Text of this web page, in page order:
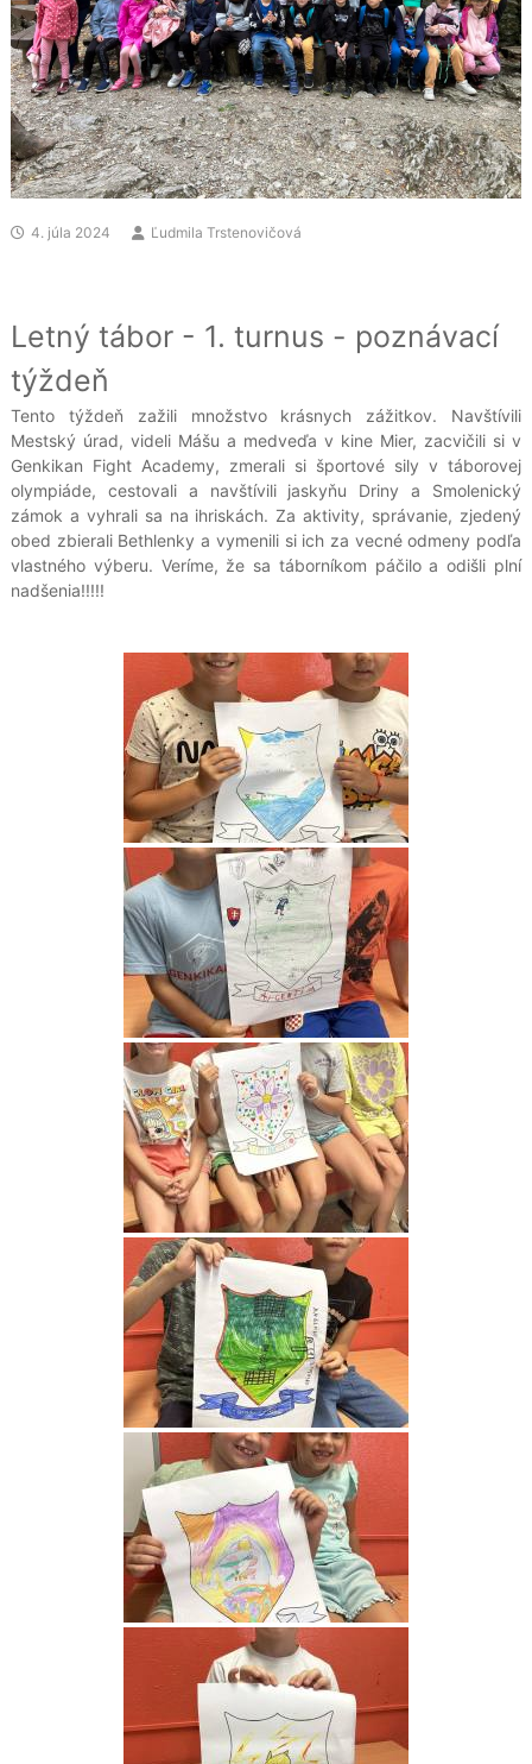
4. júla 2024 Ľudmila Trstenovičová
Letný tábor - 1. turnus - poznávací
týždeň
Tento týždeň zažili množstvo krásnych zážitkov. Navštívili
Mestský úrad, videli Mášu a medveďa v kine Mier, zacvičili si v
Genkikan Fight Academy, zmerali si športové sily v táborovej
olympiáde, cestovali a navštívili jaskyňu Driny a Smolenický
zámok a vyhrali sa na ihriskách. Za aktivity, správanie, zjedený
obed zbierali Bethlenky a vymenili si ich za vecné odmeny podľa
vlastného výberu. Veríme, že sa táborníkom páčilo a odišli plní
nadšenia!!!!!